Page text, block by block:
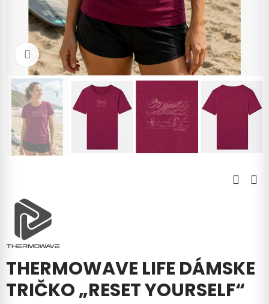
Kliknite pre zväčšenie
THERMOWAVE LIFE DÁMSKE
TRIČKO „RESET YOURSELF“